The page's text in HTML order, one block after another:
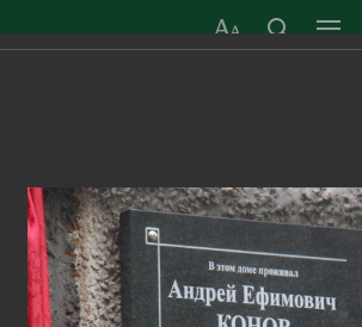
САМОУПРАВЛЕНИЯ
г. Радужный, 1 квартал, д.55
Адрес здания администрации
radugn@avo.ru